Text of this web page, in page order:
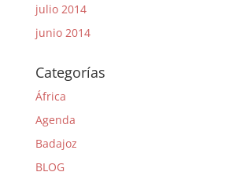
julio 2014
junio 2014
Categorías
África
Agenda
Badajoz
BLOG